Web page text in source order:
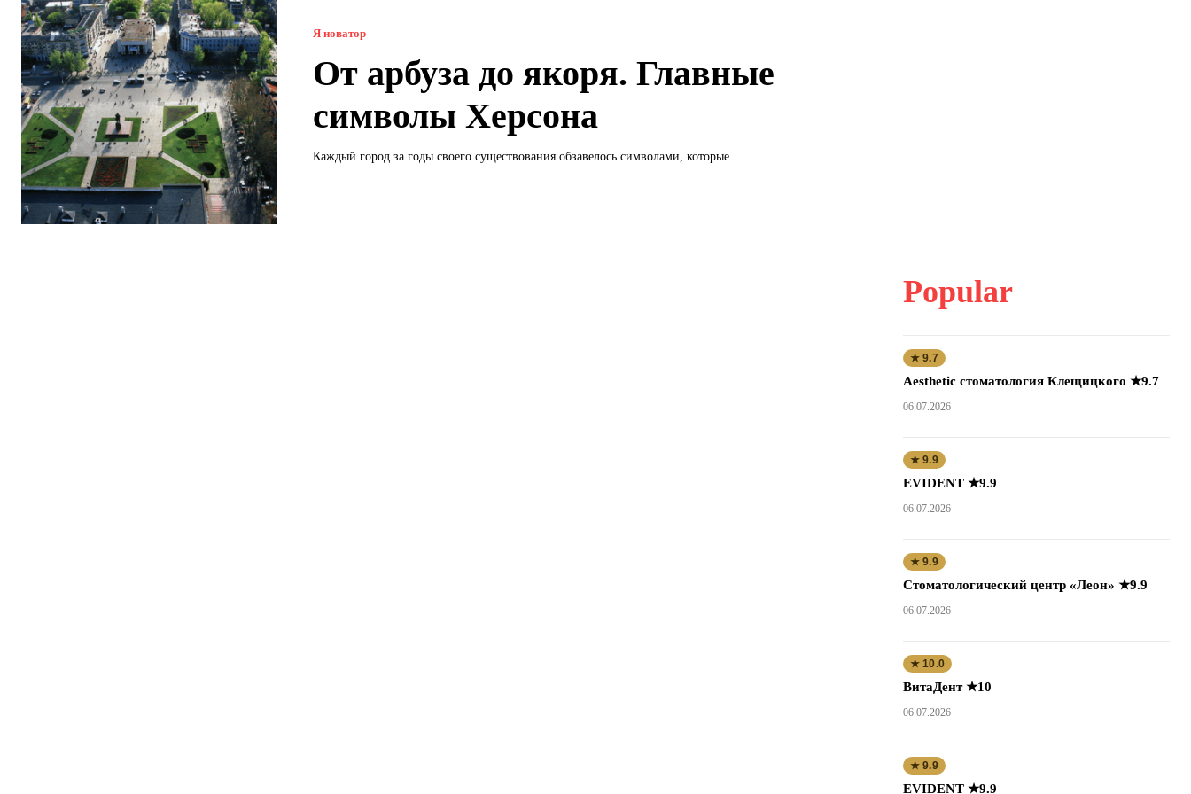
Я новатор
От арбуза до якоря. Главные
символы Херсона
Каждый город за годы своего существования обзавелось символами, которые...
Popular
★ 9.7
Aesthetic стоматология Клещицкого ★9.7
06.07.2026
★ 9.9
EVIDENT ★9.9
06.07.2026
★ 9.9
Стоматологический центр «Леон» ★9.9
06.07.2026
★ 10.0
ВитаДент ★10
06.07.2026
★ 9.9
EVIDENT ★9.9